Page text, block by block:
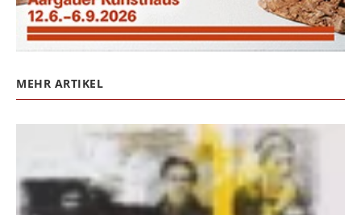
MEHR ARTIKEL